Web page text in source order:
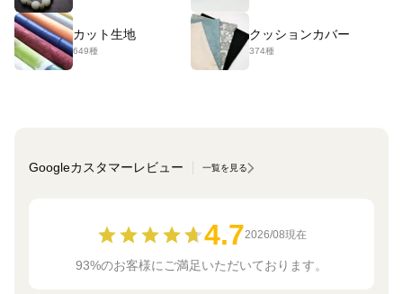
カット生地
649種
クッションカバー
374種
Googleカスタマーレビュー 一覧を見る
4.72026/08現在
93%のお客様にご満足いただいております。